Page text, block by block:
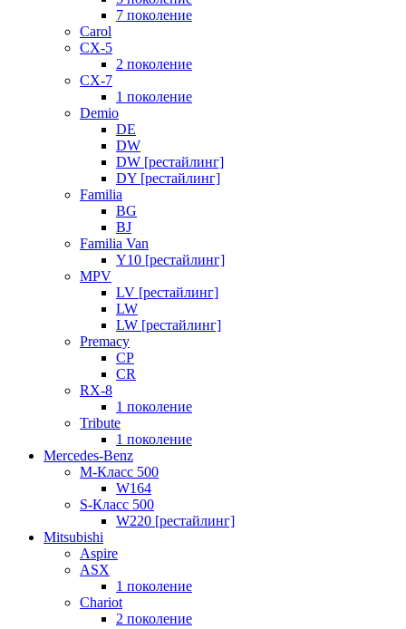
7 поколение
Carol
CX-5
2 поколение
CX-7
1 поколение
Demio
DE
DW
DW [рестайлинг]
DY [рестайлинг]
Familia
BG
BJ
Familia Van
Y10 [рестайлинг]
MPV
LV [рестайлинг]
LW
LW [рестайлинг]
Premacy
CP
CR
RX-8
1 поколение
Tribute
1 поколение
Mercedes-Benz
M-Класс 500
W164
S-Класс 500
W220 [рестайлинг]
Mitsubishi
Aspire
ASX
1 поколение
Chariot
2 поколение